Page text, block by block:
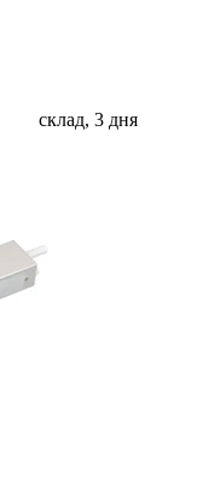
склад, 3 дня